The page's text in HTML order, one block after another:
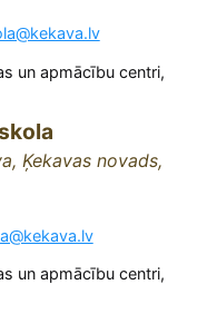
un apmācību centri,
Ķekavas novads,
un apmācību centri,